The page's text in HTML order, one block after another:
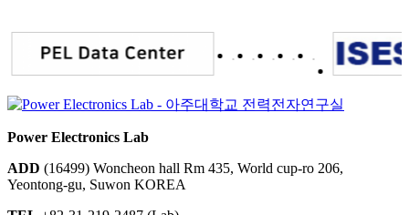
Power Electronics Lab
ADD (16499) Woncheon hall Rm 435, World cup-ro 206,
Yeontong-gu, Suwon KOREA